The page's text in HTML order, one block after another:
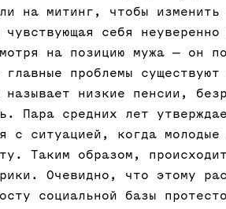
на митинг, чтобы
себя
на позицию мужа — он
проблемы существуют
низкие пенсии,
Пара средних лет
с ситуацией, когда молодые
Таким образом,
Очевидно, что этому
социальной базы